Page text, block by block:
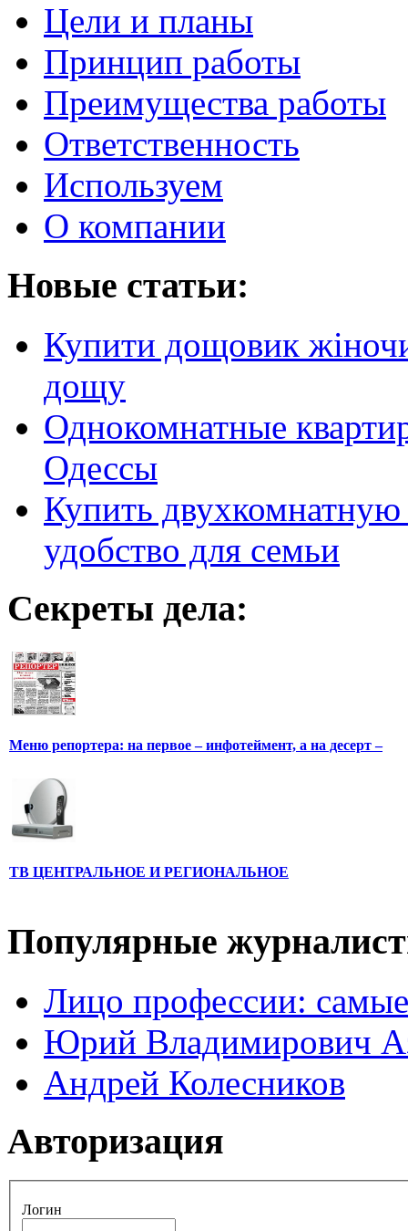
Цели и планы
Принцип работы
Преимущества работы
Ответственность
Используем
О компании
Новые статьи:
Купити дощовик
дощу
Однокомнатные
Одессы
Купить
удобство для семьи
Секреты дела:
Меню репортера: на первое – инфотеймент, а на десерт –
ТВ ЦЕНТРАЛЬНОЕ И РЕГИОНАЛЬНОЕ
Популярные
Лицо профессии:
Юрий Владимирович
Андрей Колесников
Авторизация
Логин